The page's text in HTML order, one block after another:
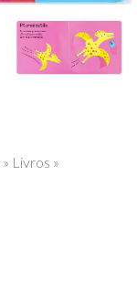
» Livros »